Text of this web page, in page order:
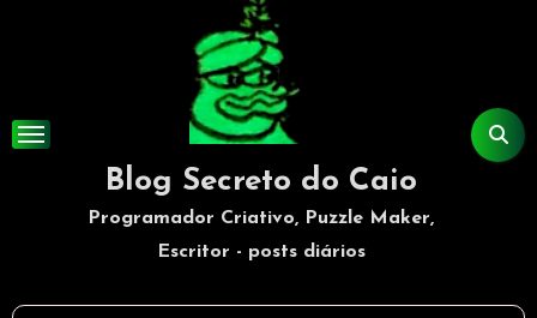
Blog Secreto do Caio
Programador Criativo, Puzzle Maker,
Escritor - posts diários